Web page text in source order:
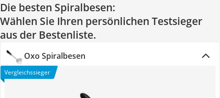
Die besten Spiralbesen:
Wählen Sie Ihren persönlichen Testsieger
aus der Bestenliste.
Oxo Spiralbesen
Vergleichssieger